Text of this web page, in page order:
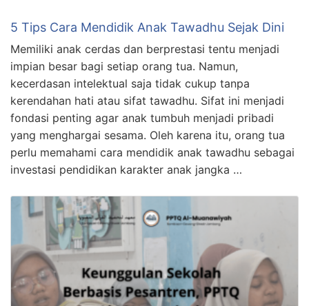
5 Tips Cara Mendidik Anak Tawadhu Sejak Dini
Memiliki anak cerdas dan berprestasi tentu menjadi
impian besar bagi setiap orang tua. Namun,
kecerdasan intelektual saja tidak cukup tanpa
kerendahan hati atau sifat tawadhu. Sifat ini menjadi
fondasi penting agar anak tumbuh menjadi pribadi
yang menghargai sesama. Oleh karena itu, orang tua
perlu memahami cara mendidik anak tawadhu sebagai
investasi pendidikan karakter anak jangka …